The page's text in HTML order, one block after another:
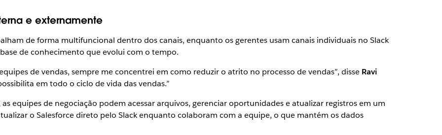
e externamente
de forma multifuncional dentro dos canais, enquanto os gerentes usam canais individuais no Slack
de conhecimento que evolui com o tempo.
de vendas, sempre me concentrei em como reduzir o atrito no processo de vendas”, disse Ravi
em todo o ciclo de vida das vendas.”
equipes de negociação podem acessar arquivos, gerenciar oportunidades e atualizar registros em um
o Salesforce direto pelo Slack enquanto colaboram com a equipe, o que mantém os dados